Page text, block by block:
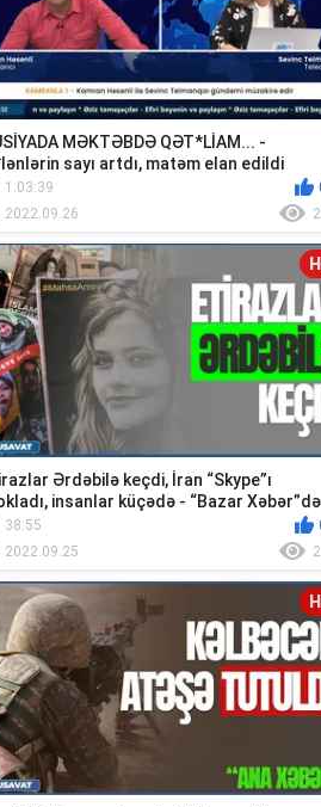
MƏKTƏBDƏ QƏT*LİAM... -
sayı artdı, matəm elan edildi
1:03:39
2022.09.26
Ərdəbilə keçdi, İran “Skype”ı
insanlar küçədə - “Bazar Xəbər”də
38:55
2022.09.25